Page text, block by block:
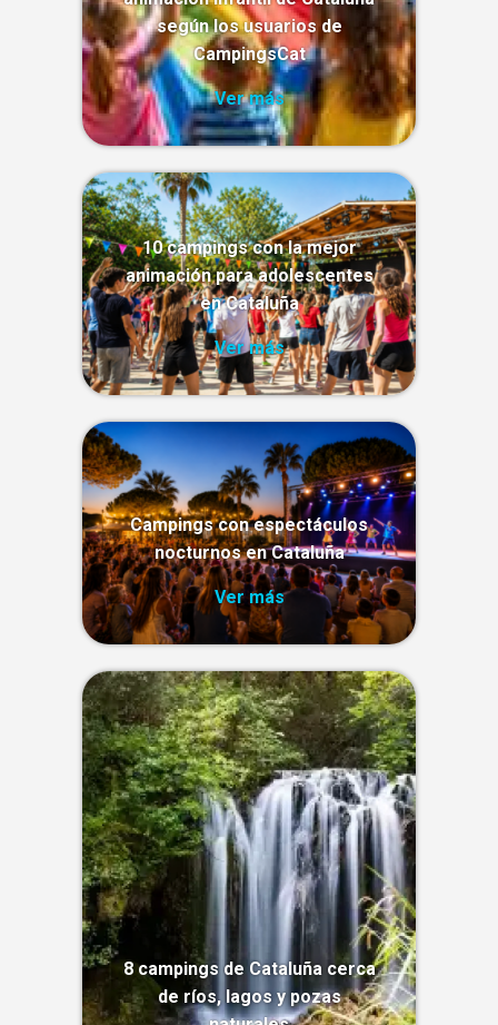
según los usuarios de
CampingsCat
Ver más
10 campings con la mejor
animación para adolescentes
en Cataluña
Ver más
Campings con espectáculos
nocturnos en Cataluña
Ver más
8 campings de Cataluña cerca
de ríos, lagos y pozas